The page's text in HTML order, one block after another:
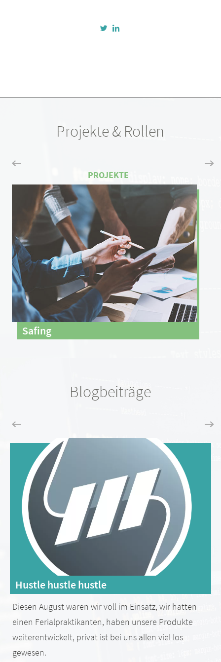
Projekte & Rollen
Safing
Blogbeiträge
Hustle hustle hustle
Diesen August waren wir voll im Einsatz, wir hatten
einen Ferialpraktikanten, haben unsere Produkte
weiterentwickelt, privat ist bei uns allen viel los
gewesen.